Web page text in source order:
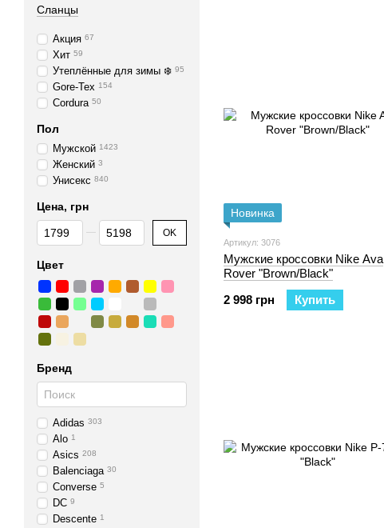
Новинка
Артикул: 3076
Мужские кроссовки Nike Ava
Rover "Brown/Black"
2 998 грн
Купить
Сланцы
Акция 67
Хит 59
Утеплённые для зимы ❄️ 95
Gore-Tex 154
Cordura 50
Пол
Мужской 1423
Женский 3
Унисекс 840
Цена, грн
От Цена, грн
До Цена, грн OK
Цвет
Бренд
Adidas 303
Alo 1
Asics 208
Balenciaga 30
Converse 5
DC 9
Descente 1